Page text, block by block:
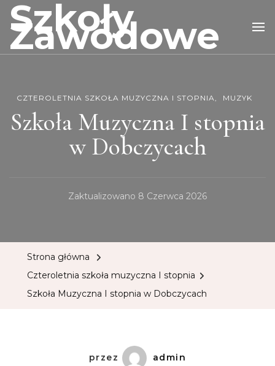
Szkoły
Zawodowe
CZTEROLETNIA SZKOŁA MUZYCZNA I STOPNIA MUZYK
Szkoła Muzyczna I stopnia
w Dobczycach
Zaktualizowano 8 Czerwca 2026
Strona główna
Czteroletnia szkoła muzyczna I stopnia
Szkoła Muzyczna I stopnia w Dobczycach
przez admin